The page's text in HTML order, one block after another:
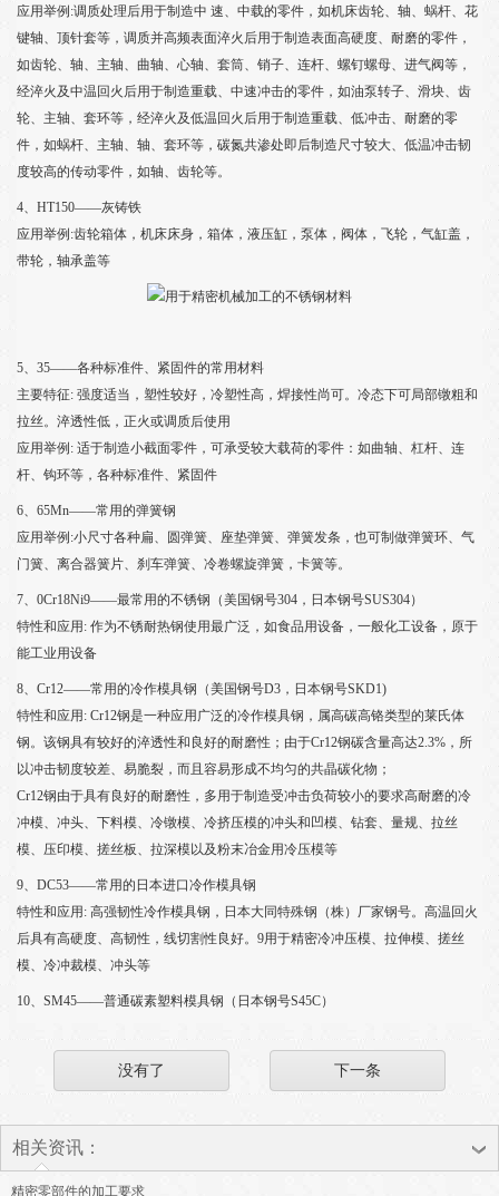
应用举例:调质处理后用于制造中 速、中载的零件，如机床齿轮、轴、蜗杆、花
键轴、顶针套等，调质并高频表面淬火后用于制造表面高硬度、耐磨的零件，
如齿轮、轴、主轴、曲轴、心轴、套筒、销子、连杆、螺钉螺母、进气阀等，
经淬火及中温回火后用于制造重载、中速冲击的零件，如油泵转子、滑块、齿
轮、主轴、套环等，经淬火及低温回火后用于制造重载、低冲击、耐磨的零
件，如蜗杆、主轴、轴、套环等，碳氮共渗处即后制造尺寸较大、低温冲击韧
度较高的传动零件，如轴、齿轮等。
4、HT150——灰铸铁
应用举例:齿轮箱体，机床床身，箱体，液压缸，泵体，阀体，飞轮，气缸盖，
带轮，轴承盖等
5、35——各种标准件、紧固件的常用材料
主要特征: 强度适当，塑性较好，冷塑性高，焊接性尚可。冷态下可局部镦粗和
拉丝。淬透性低，正火或调质后使用
应用举例: 适于制造小截面零件，可承受较大载荷的零件：如曲轴、杠杆、连
杆、钩环等，各种标准件、紧固件
6、65Mn——常用的弹簧钢
应用举例:小尺寸各种扁、圆弹簧、座垫弹簧、弹簧发条，也可制做弹簧环、气
门簧、离合器簧片、刹车弹簧、冷卷螺旋弹簧，卡簧等。
7、0Cr18Ni9——最常用的不锈钢（美国钢号304，日本钢号SUS304）
特性和应用: 作为不锈耐热钢使用最广泛，如食品用设备，一般化工设备，原于
能工业用设备
8、Cr12——常用的冷作模具钢（美国钢号D3，日本钢号SKD1)
特性和应用: Cr12钢是一种应用广泛的冷作模具钢，属高碳高铬类型的莱氏体
钢。该钢具有较好的淬透性和良好的耐磨性；由于Cr12钢碳含量高达2.3%，所
以冲击韧度较差、易脆裂，而且容易形成不均匀的共晶碳化物；
Cr12钢由于具有良好的耐磨性，多用于制造受冲击负荷较小的要求高耐磨的冷
冲模、冲头、下料模、冷镦模、冷挤压模的冲头和凹模、钻套、量规、拉丝
模、压印模、搓丝板、拉深模以及粉末冶金用冷压模等
9、DC53——常用的日本进口冷作模具钢
特性和应用: 高强韧性冷作模具钢，日本大同特殊钢（株）厂家钢号。高温回火
后具有高硬度、高韧性，线切割性良好。9用于精密冷冲压模、拉伸模、搓丝
模、冷冲裁模、冲头等
10、SM45——普通碳素塑料模具钢（日本钢号S45C）
没有了 下一条
相关资讯：
精密零部件的加工要求